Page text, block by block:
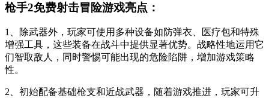
枪手2免费射击冒险游戏亮点：
1、除武器外，玩家可使用多种设备如防弹衣、医疗包和特殊
增强工具，这些装备在战斗中提供显著优势。战略性地运用它
们智取敌人，同时警惕可能出现的危险陷阱，增加游戏策略
性。
2、初始配备基础枪支和近战武器，随着游戏推进，玩家可升